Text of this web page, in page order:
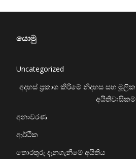
යොමු
Uncategorized
අදහස් ප්‍රකාශ කිරීමේ නිදහස සහ මූලික
අයිතිවාසිකම්
අනාවරණ
ආර්ථික
තොරතුරු දැනගැනීමේ අයිතිය